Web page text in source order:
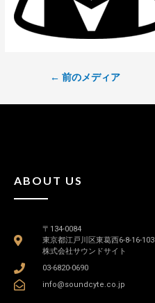
← 前のメディア
ABOUT US
〒134-0084
東京都江戸川区東葛西6-8-16-103
株式会社サウンドサイト
03-6820-0690
info@soundcyte.co.jp